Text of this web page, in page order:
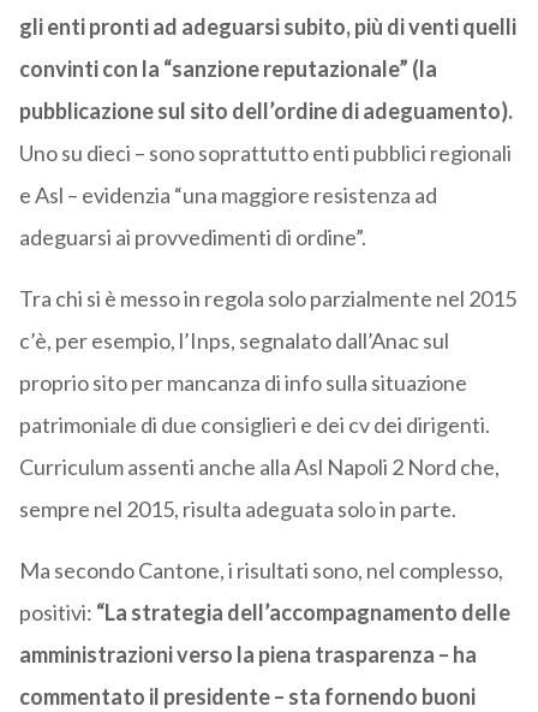
gli enti pronti ad adeguarsi subito, più di venti quelli
convinti con la “sanzione reputazionale” (la
pubblicazione sul sito dell’ordine di adeguamento).
Uno su dieci – sono soprattutto enti pubblici regionali
e Asl – evidenzia “una maggiore resistenza ad
adeguarsi ai provvedimenti di ordine”.
Tra chi si è messo in regola solo parzialmente nel 2015
c’è, per esempio, l’Inps, segnalato dall’Anac sul
proprio sito per mancanza di info sulla situazione
patrimoniale di due consiglieri e dei cv dei dirigenti.
Curriculum assenti anche alla Asl Napoli 2 Nord che,
sempre nel 2015, risulta adeguata solo in parte.
Ma secondo Cantone, i risultati sono, nel complesso,
positivi: “La strategia dell’accompagnamento delle
amministrazioni verso la piena trasparenza – ha
commentato il presidente – sta fornendo buoni